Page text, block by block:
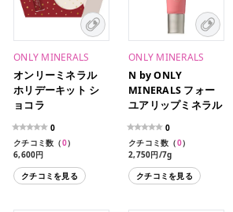
ONLY MINERALS
オンリーミネラル
ホリデーキット シ
ョコラ
0
クチコミ数（0）
6,600円
クチコミを見る
ONLY MINERALS
N by ONLY
MINERALS フォー
ユアリップミネラル
0
クチコミ数（0）
2,750円/7g
クチコミを見る